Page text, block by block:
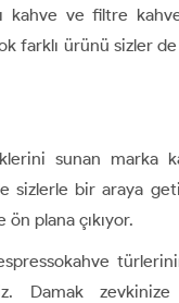
kahve ve filtre
farklı ürünü sizler
sunan marka
sizlerle bir araya
ön plana çıkıyor.
Damak